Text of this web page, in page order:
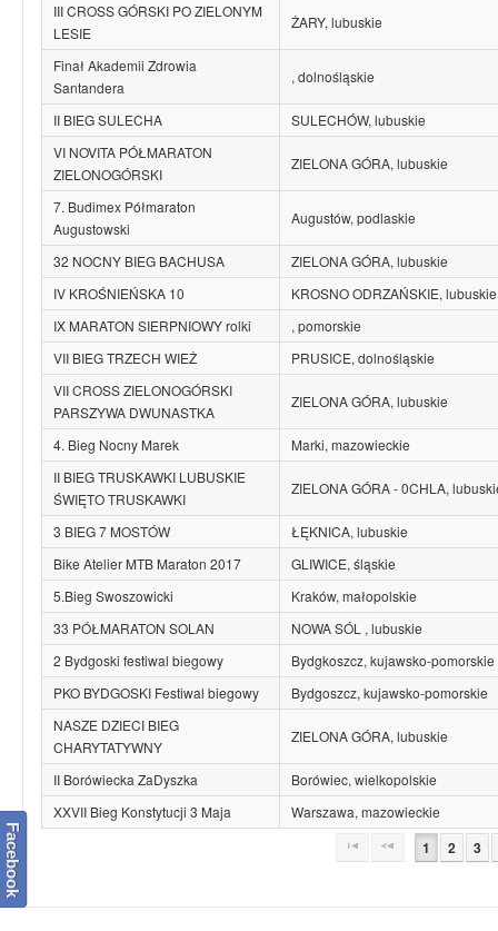
III CROSS GÓRSKI PO ZIELONYM
LESIE
ŻARY, lubuskie
Finał Akademii Zdrowia
Santandera
, dolnośląskie
II BIEG SULECHA
SULECHÓW, lubuskie
VI NOVITA PÓŁMARATON
ZIELONOGÓRSKI
ZIELONA GÓRA, lubuskie
7. Budimex Półmaraton
Augustowski
Augustów, podlaskie
32 NOCNY BIEG BACHUSA
ZIELONA GÓRA, lubuskie
IV KROŚNIEŃSKA 10
KROSNO ODRZAŃSKIE, lubuskie
IX MARATON SIERPNIOWY rolki
, pomorskie
VII BIEG TRZECH WIEŻ
PRUSICE, dolnośląskie
VII CROSS ZIELONOGÓRSKI
PARSZYWA DWUNASTKA
ZIELONA GÓRA, lubuskie
4. Bieg Nocny Marek
Marki, mazowieckie
II BIEG TRUSKAWKI LUBUSKIE
ŚWIĘTO TRUSKAWKI
ZIELONA GÓRA - 0CHLA,
3 BIEG 7 MOSTÓW
ŁĘKNICA, lubuskie
Bike Atelier MTB Maraton 2017
GLIWICE, śląskie
5.Bieg Swoszowicki
Kraków, małopolskie
33 PÓŁMARATON SOLAN
NOWA SÓL , lubuskie
2 Bydgoski festiwal biegowy
Bydgkoszcz, kujawsko-pomorskie
PKO BYDGOSKI Festiwal biegowy
Bydgoszcz, kujawsko-pomorskie
NASZE DZIECI BIEG
CHARYTATYWNY
ZIELONA GÓRA, lubuskie
II Borówiecka ZaDyszka
Borówiec, wielkopolskie
XXVII Bieg Konstytucji 3 Maja
Warszawa, mazowieckie
1 2 3
Facebook